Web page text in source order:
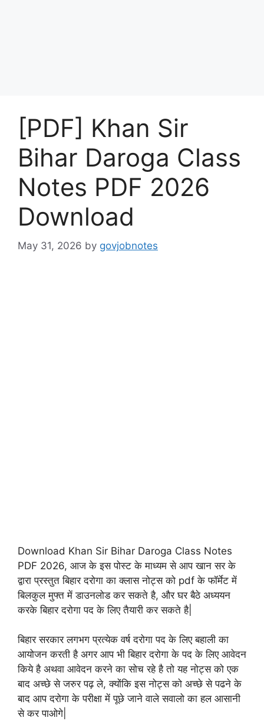
[PDF] Khan Sir
Bihar Daroga Class
Notes PDF 2026
Download
May 31, 2026 by govjobnotes
Download Khan Sir Bihar Daroga Class Notes
PDF 2026, आज के इस पोस्ट के माध्यम से आप खान सर के
द्वारा प्रस्तुत बिहार दरोगा का क्लास नोट्स को pdf के फॉर्मेट में
बिलकुल मुफ्त में डाउनलोड कर सकते है, और घर बैठे अध्ययन
करके बिहार दरोगा पद के लिए तैयारी कर सकते है|
बिहार सरकार लगभग प्रत्येक वर्ष दरोगा पद के लिए बहाली का
आयोजन करती है अगर आप भी बिहार दरोगा के पद के लिए आवेदन
किये है अथवा आवेदन करने का सोच रहे है तो यह नोट्स को एक
बाद अच्छे से जरुर पढ़ ले, क्योंकि इस नोट्स को अच्छे से पढने के
बाद आप दरोगा के परीक्षा में पूछे जाने वाले सवालो का हल आसानी
से कर पाओगे|